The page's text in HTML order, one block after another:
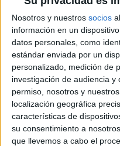
Nosotros y nuestros socios
información en un
datos personales, como
estándar enviada por un
personalizado, medición de
investigación de audiencia y
permiso, nosotros y
localización geográfica
características de
su consentimiento a
que llevemos a cabo el
Ahora estudiare derecho en
mejor epoca como
Bachillerato y mas el
las decisiones que se
decisiones menos
aun que te equiovoques
de estudiar ya no puedes
Para los estudiantes de
que seguir a una persona
les ayudara muchisimo en